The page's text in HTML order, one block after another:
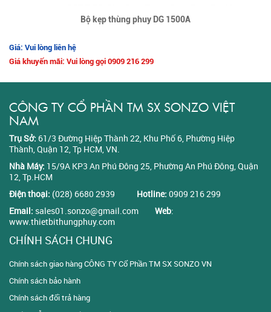
Bộ kẹp thùng phuy DG 1500A
Giá: Vui lòng liên hệ
Giá khuyến mãi: Vui lòng gọi 0909 216 299
CÔNG TY CỔ PHẦN TM SX SONZO VIỆT
NAM
Trụ Sở: 61/3 Đường Hiệp Thành 22, Khu Phố 6, Phường Hiệp
Thành, Quận 12, Tp HCM, VN.
Nhà Máy: 15/9A KP3 An Phú Đông 25, Phường An Phú Đông, Quận
12, Tp.HCM
Điện thoại: (028) 6680 2939 Hotline: 0909 216 299
Email: sales01.sonzo@gmail.com Web:
www.thietbithungphuy.com
CHÍNH SÁCH CHUNG
Chính sách giao hàng CÔNG TY Cổ Phần TM SX SONZO VN
Chính sách bảo hành
Chính sách đổi trả hàng